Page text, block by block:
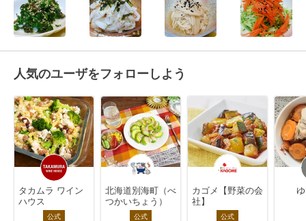
人気のユーザをフォローしよう
タカムラ ワイン
ハウス
公式
北海道別海町（べ
つかいちょう）
公式
カゴメ【野菜の会
社】
公式